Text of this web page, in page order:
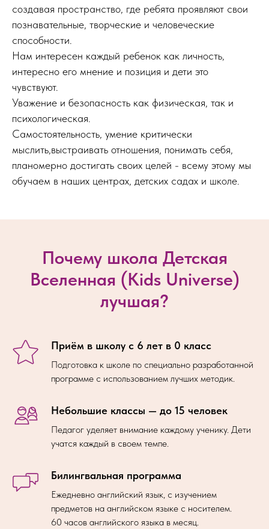
создавая пространство, где ребята проявляют свои
познавательные, творческие и человеческие
способности.
Нам интересен каждый ребенок как личность,
интересно его мнение и позиция и дети это
чувствуют.
Уважение и безопасность как физическая, так и
психологическая.
Самостоятельность, умение критически
мыслить,выстраивать отношения, понимать себя,
планомерно достигать своих целей - всему этому мы
обучаем в наших центрах, детских садах и школе.
Почему школа Детская
Вселенная (Kids Universe)
лучшая?
Приём в школу с 6 лет в 0 класс
Подготовка к школе по специально разработанной
программе с использованием лучших методик.
Небольшие классы — до 15 человек
Педагог уделяет внимание каждому ученику. Дети
учатся каждый в своем темпе.
Билингвальная программа
Ежедневно английский язык, с изучением
предметов на английском языке с носителем.
60 часов английского языка в месяц.